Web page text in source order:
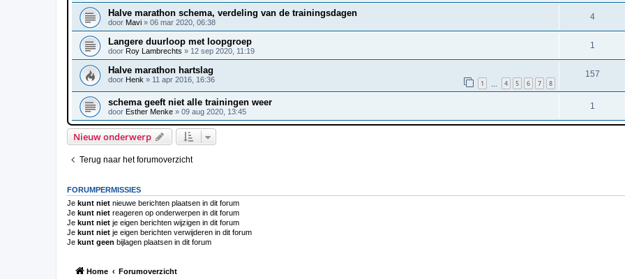
Halve marathon schema, verdeling van de trainingsdagen
door Mavi » 06 mar 2020, 06:38
4
Langere duurloop met loopgroep
door Roy Lambrechts » 12 sep 2020, 11:19
1
Halve marathon hartslag
door Henk » 11 apr 2016, 16:36 1 4 5 6 7 8
157
schema geeft niet alle trainingen weer
door Esther Menke » 09 aug 2020, 13:45
1
Nieuw onderwerp
Terug naar het forumoverzicht
FORUMPERMISSIES
Je kunt niet nieuwe berichten plaatsen in dit forum
Je kunt niet reageren op onderwerpen in dit forum
Je kunt niet je eigen berichten wijzigen in dit forum
Je kunt niet je eigen berichten verwijderen in dit forum
Je kunt geen bijlagen plaatsen in dit forum
Home Forumoverzicht